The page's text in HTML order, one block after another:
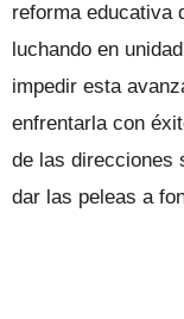
reforma educativa
luchando en
impedir esta
enfrentarla con
de las direcciones
dar las peleas a